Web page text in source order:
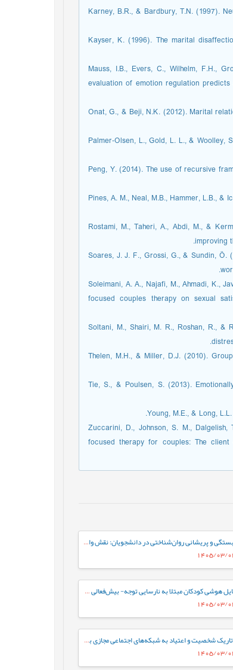
Karney, B.R., & Bardbury, T.N. (1997).
Kayser, K. (1996). The marital
Mauss, I.B., Evers, C., Wilhelm, F.H.,
evaluation of emotion regulation
Onat, G., & Beji, N.K. (2012). Marital
Palmer‐Olsen, L., Gold, L. L., & Woolley,
Peng, Y. (2014). The use of recursive
Pines, A. M., Neal, M.B., Hammer, L.B.,
Rostami, M., Taheri, A., Abdi, M., &
improving
Soares, J. J. F., Grossi, G., & Sundin, Ö.
Soleimani, A. A., Najafi, M., Ahmadi, K.,
focused couples therapy on sexual
Soltani, M., Shairi, M. R., Roshan, R., &
Thelen, M.H., & Miller, D.J. (2010).
Tie, S., & Poulsen, S. (2013).
Young, M.E., & Long,
Zuccarini, D., Johnson, S. M.,
focused therapy for couples: The
سبک‌های دلبستگی و پریشانی روان‌شناختی در دانشجویان: نقش واسطه‌ای تنظیم هیجان بین فردی
مقایسه پروفایل هوشی کودکان مبتلا به نارسایی توجه- بیش‌فعالی با کودکان عادی براساس شاخص‌های جانبی و مکمل آزمون WISC-V
رابطه صفات تاریک شخصیت و اعتیاد به شبکه‌های اجتماعی مجازی با نقش میانجی سبک‌های مقابله‌ای